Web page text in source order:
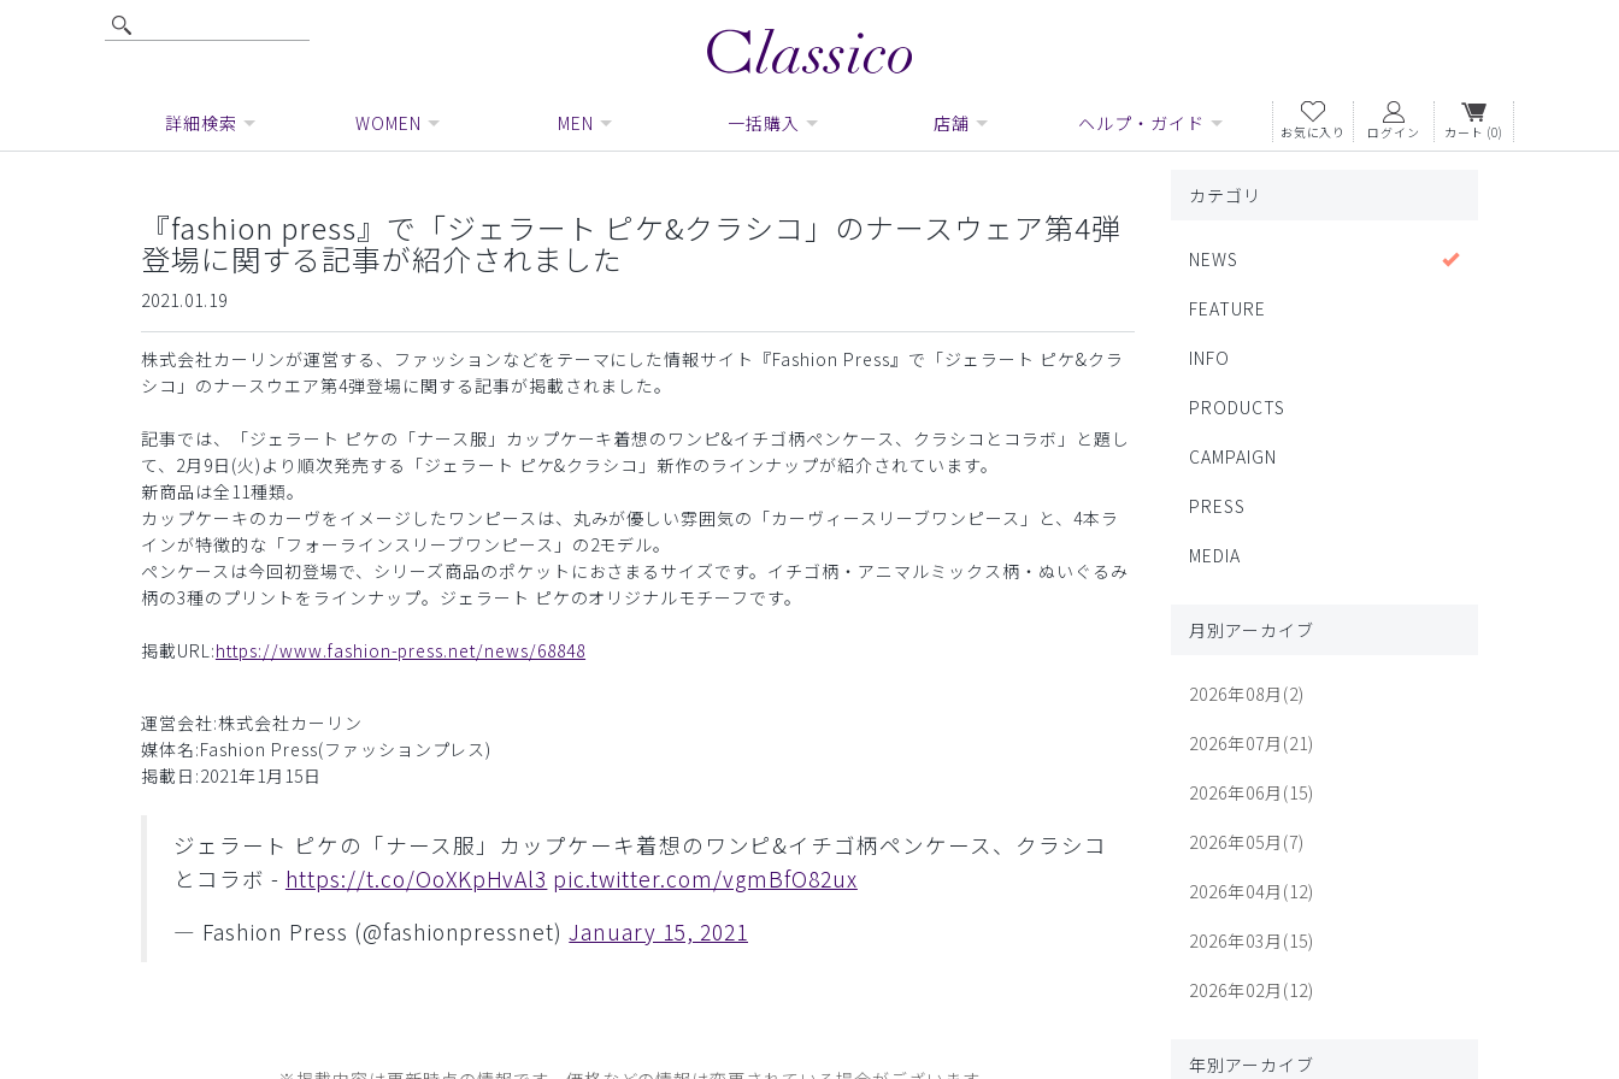
詳細検索 WOMEN MEN 一括購入 店舗 ヘルプ・ガイド お気に入り ログイン カート (0)
『fashion press』で「ジェラート ピケ&クラシコ」のナースウェア第4弾
登場に関する記事が紹介されました
2021.01.19
株式会社カーリンが運営する、ファッションなどをテーマにした情報サイト『Fashion Press』で「ジェラート ピケ&クラ
シコ」のナースウエア第4弾登場に関する記事が掲載されました。
記事では、「ジェラート ピケの「ナース服」カップケーキ着想のワンピ&イチゴ柄ペンケース、クラシコとコラボ」と題し
て、2月9日(火)より順次発売する「ジェラート ピケ&クラシコ」新作のラインナップが紹介されています。
新商品は全11種類。
カップケーキのカーヴをイメージしたワンピースは、丸みが優しい雰囲気の「カーヴィースリーブワンピース」と、4本ラ
インが特徴的な「フォーラインスリーブワンピース」の2モデル。
ペンケースは今回初登場で、シリーズ商品のポケットにおさまるサイズです。イチゴ柄・アニマルミックス柄・ぬいぐるみ
柄の3種のプリントをラインナップ。ジェラート ピケのオリジナルモチーフです。
掲載URL:https://www.fashion-press.net/news/68848
運営会社:株式会社カーリン
媒体名:Fashion Press(ファッションプレス)
掲載日:2021年1月15日
ジェラート ピケの「ナース服」カップケーキ着想のワンピ&イチゴ柄ペンケース、クラシコ
とコラボ - https://t.co/OoXKpHvAl3 pic.twitter.com/vgmBfO82ux
— Fashion Press (@fashionpressnet)January 15, 2021
カテゴリ
NEWS
FEATURE
INFO
PRODUCTS
CAMPAIGN
PRESS
MEDIA
月別アーカイブ
2026年08月(2)
2026年07月(21)
2026年06月(15)
2026年05月(7)
2026年04月(12)
2026年03月(15)
2026年02月(12)
年別アーカイブ